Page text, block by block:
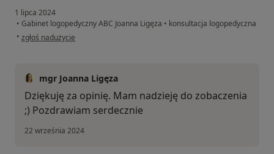
1 lipca 2024
• Gabinet logopedyczny ABC Joanna Ligęza • konsultacja logopedyczna
• w opinii użytkownika Agnieszka
zgłoś nadużycie
mgr Joanna Ligęza
Dziękuję za opinię. Mam nadzieję do zobaczenia
;) Pozdrawiam serdecznie
22 września 2024